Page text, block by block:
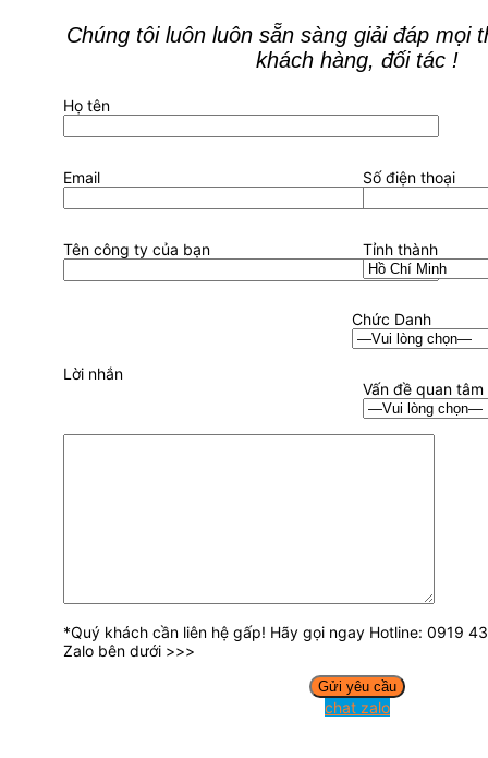
Chúng tôi luôn luôn sẵn sàng giải đáp mọi
khách hàng, đối tác !
Họ tên
Email Số điện thoại
Tên công ty của bạn Tỉnh thành
Chức Danh
Vấn đề quan tâm
Lời nhắn
*Quý khách cần liên hệ gấp! Hãy gọi ngay Hotline: 0919
Zalo bên dưới >>>
chat zalo